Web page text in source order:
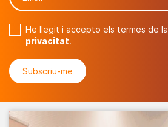
He llegit i accepto els termes de la
privacitat.